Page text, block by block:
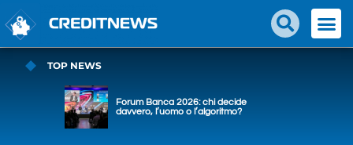
TOP NEWS
Forum Banca 2026: chi decide
davvero, l’uomo o l’algoritmo?